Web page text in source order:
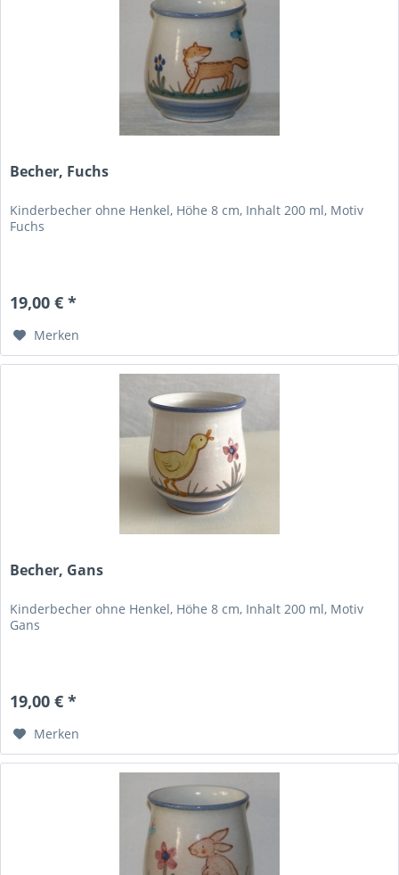
Becher, Fuchs
Kinderbecher ohne Henkel, Höhe 8 cm, Inhalt 200 ml, Motiv
Fuchs
19,00 € *
Merken
Becher, Gans
Kinderbecher ohne Henkel, Höhe 8 cm, Inhalt 200 ml, Motiv
Gans
19,00 € *
Merken